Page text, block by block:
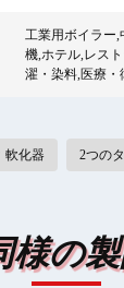
工業用ボイラー,
機,ホテル,レス
濯・染料,医療・
軟化器 2つの
様の